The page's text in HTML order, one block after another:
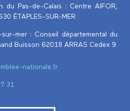
du Pas-de-Calais : Centre AIFOR,
ÉTAPLES-SUR-MER
mer : Conseil départemental du
Buisson 62018 ARRAS Cedex 9
nationale.fr
31‬